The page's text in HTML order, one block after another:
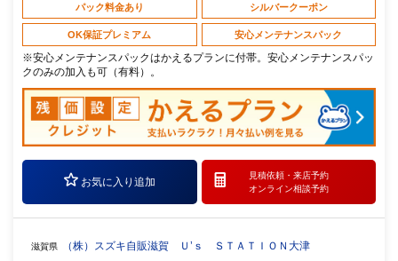
パック料金あり シルバークーポン
OK保証プレミアム 安心メンテナンスパック
※安心メンテナンスパックはかえるプランに付帯。安心メンテナンスパッ
クのみの加入も可（有料）。
お気に入り追加
見積依頼・ 来店予約
オンライン相談予約
滋賀県 （株）スズキ自販滋賀 Ｕ’ｓ ＳＴＡＴＩＯＮ大津